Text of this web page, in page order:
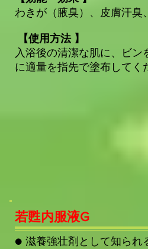
わきが（腋臭）、皮膚汗臭
【使用方法 】
入浴後の清潔な肌に、ビ
に適量を指先で塗布してく
若甦内服液G
● 滋養強壮剤として知られ